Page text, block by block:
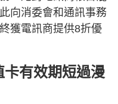
向消委會和通訊事務
獲電訊商提供8折優
有效期短過漫